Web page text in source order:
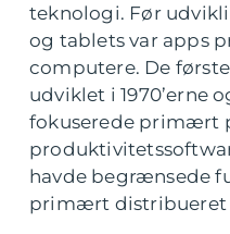
teknologi. Før
og tablets var apps
computere. De
udviklet i 1970’erne
fokuserede primært
havde begrænsede
primært distribueret